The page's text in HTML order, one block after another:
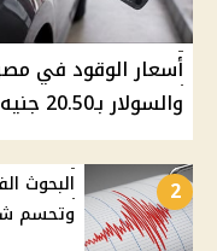
والسولار بـ20.50 جنيه
2
البحوث
وتحسم